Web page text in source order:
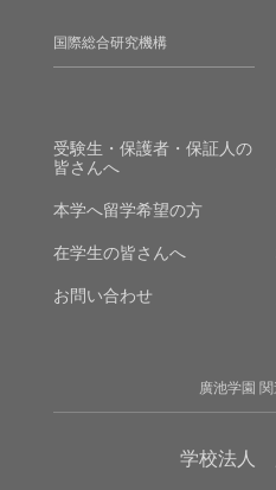
国際総合研究機構
受験生・保護者・保証人の
皆さんへ
本学へ留学希望の方
在学生の皆さんへ
お問い合わせ
廣池学園
学校法人